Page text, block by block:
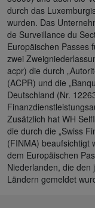
durch das
wurden. Das
de Surveillance du
Europäischen Passes
zwei
acpr) die durch
(ACPR) und die
Deutschland (Nr.
Zusätzlich hat WH
die durch die „Swiss
(FINMA) beaufsichtigt
dem Europäischen
Niederlanden, die den
Ländern gemeldet